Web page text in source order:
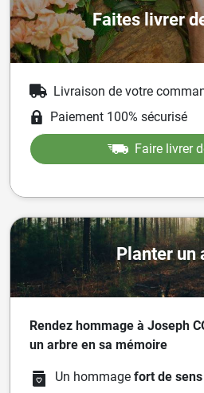
Faites livrer
Livraison de votre
Paiement 100% sécurisé
Faire livrer
Planter un
Rendez hommage à Joseph
un arbre en sa mémoire
Un hommage fort de sens